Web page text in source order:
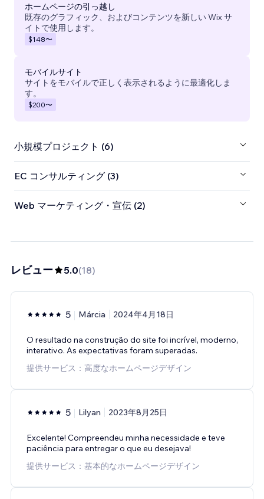
ホームページの引っ越し
既存のグラフィック、およびコンテンツを新しい Wix サ
イトで使用します。
$148〜
モバイルサイト
サイトをモバイルで正しく表示されるように最適化しま
す。
$200〜
小規模プロジェクト (6)
EC コンサルティング (3)
Web マーケティング・宣伝 (2)
レビュー 5.0(18)
5 Márcia 2024年4月18日
O resultado na construção do site foi incrível, moderno,
interativo. As expectativas foram superadas.
提供サービス：高度なホームページデザイン
5 Lilyan 2023年8月25日
Excelente! Compreendeu minha necessidade e teve
paciência para entregar o que eu desejava!
提供サービス：基本的なホームページデザイン